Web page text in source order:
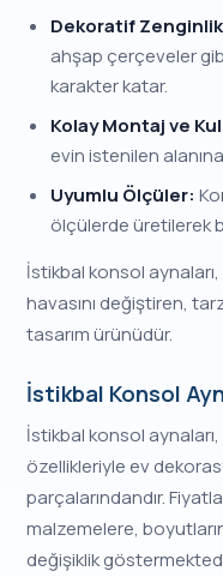
Dekoratif
ahşap çerçeveler
karakter katar.
Kolay Montaj ve
evin istenilen
Uyumlu Ölçüler:
ölçülerde üretilerek
İstikbal konsol
havasını değiştiren,
tasarım ürünüdür.
İstikbal Konsol
İstikbal konsol
özellikleriyle ev
parçalarındandır.
malzemelere,
değişiklik